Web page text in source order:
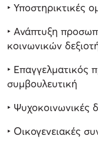
‣ Υποστηρικτικές
‣ Ανάπτυξη
κοινωνικών
‣ Επαγγελματικός
συμβουλευτική
‣ Ψυχοκοινωνικές
‣ Οικογενειακές